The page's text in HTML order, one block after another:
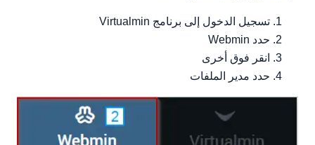
تسجيل الدخول إلى برنامج Virtualmin
حدد Webmin
انقر فوق أخرى
حدد مدير الملفات